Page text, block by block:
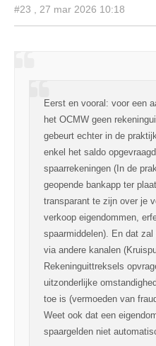
#23 , 27 mar 2026 10:18
Eerst en vooral: voor een
het OCMW geen
gebeurt echter in de
enkel het saldo
spaarrekeningen (In de
geopende bankapp ter
transparant te zijn over je
verkoop eigendommen,
spaarmiddelen). En dat
via andere kanalen
Rekeninguittreksels
uitzonderlijke
toe is (vermoeden van
Weet ook dat een
spaargelden niet